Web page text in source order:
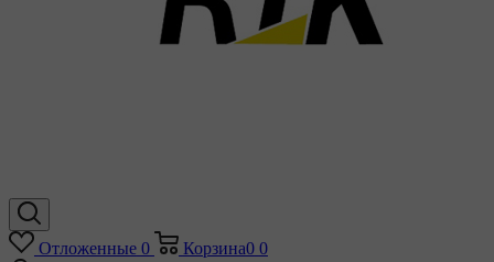
Отложенные 0 Корзина0 0